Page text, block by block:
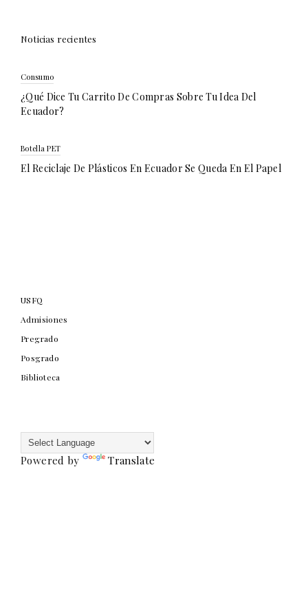
Noticias recientes
Consumo
¿Qué Dice Tu Carrito De Compras Sobre Tu Idea Del
Ecuador?
Botella PET
El Reciclaje De Plásticos En Ecuador Se Queda En El Papel
USFQ
Admisiones
Pregrado
Posgrado
Biblioteca
Powered by Translate